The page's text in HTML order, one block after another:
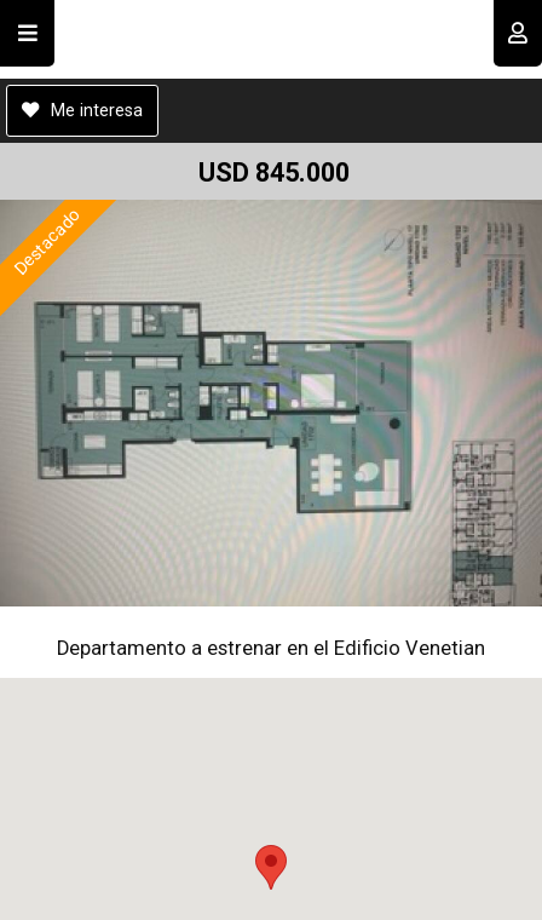
Enviar
Recordar datos
INGRESAR
Registro
C00115
Me interesa
USD 845.000
Destacado
Departamento a estrenar en el Edificio Venetian